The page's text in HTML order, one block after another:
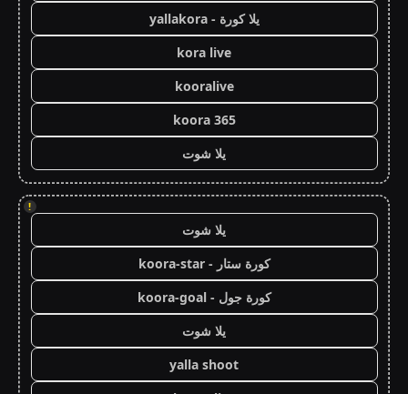
يلا كورة - yallakora
kora live
kooralive
koora 365
يلا شوت
!
يلا شوت
كورة ستار - koora-star
كورة جول - koora-goal
يلا شوت
yalla shoot